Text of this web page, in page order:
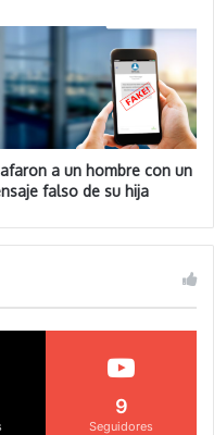
a un hombre con un
falso de su hija
9
Seguidores